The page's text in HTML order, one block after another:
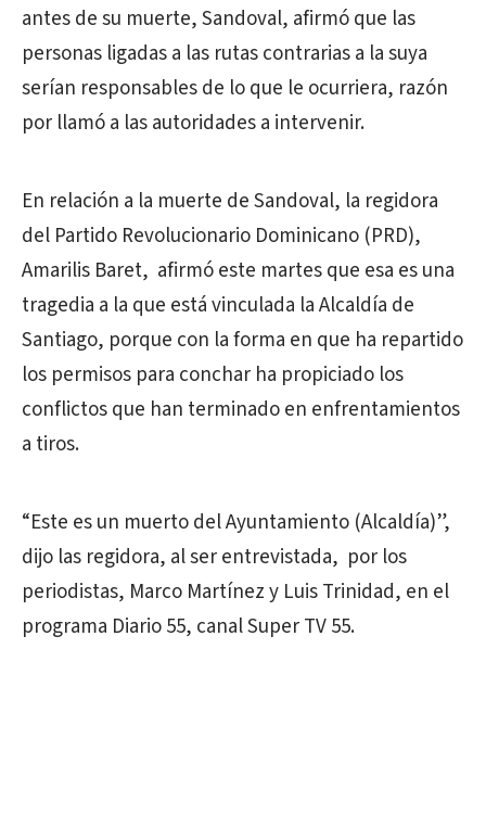
antes de su muerte, Sandoval, afirmó que las
personas ligadas a las rutas contrarias a la suya
serían responsables de lo que le ocurriera, razón
por llamó a las autoridades a intervenir.
En relación a la muerte de Sandoval, la regidora
del Partido Revolucionario Dominicano (PRD),
Amarilis Baret, afirmó este martes que esa es una
tragedia a la que está vinculada la Alcaldía de
Santiago, porque con la forma en que ha repartido
los permisos para conchar ha propiciado los
conflictos que han terminado en enfrentamientos
a tiros.
“Este es un muerto del Ayuntamiento (Alcaldía)”,
dijo las regidora, al ser entrevistada, por los
periodistas, Marco Martínez y Luis Trinidad, en el
programa Diario 55, canal Super TV 55.